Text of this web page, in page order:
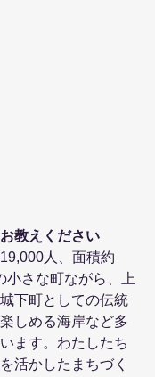
教えください
人、面積約
小さな町ながら、上
下町としての伝統
しめる海岸など多
ます。わたしたち
活かしたまちづく